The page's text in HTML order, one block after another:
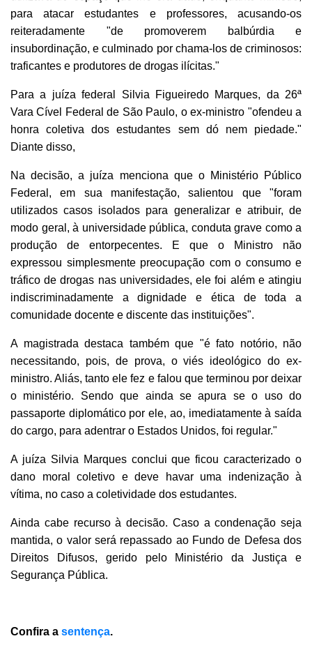
para atacar estudantes e professores, acusando-os
reiteradamente "de promoverem balbúrdia e
insubordinação, e culminado por chama-los de criminosos:
traficantes e produtores de drogas ilícitas."
Para a juíza federal Silvia Figueiredo Marques, da 26ª
Vara Cível Federal de São Paulo, o ex-ministro "ofendeu a
honra coletiva dos estudantes sem dó nem piedade."
Diante disso,
Na decisão, a juíza menciona que o Ministério Público
Federal, em sua manifestação, salientou que "foram
utilizados casos isolados para generalizar e atribuir, de
modo geral, à universidade pública, conduta grave como a
produção de entorpecentes. E que o Ministro não
expressou simplesmente preocupação com o consumo e
tráfico de drogas nas universidades, ele foi além e atingiu
indiscriminadamente a dignidade e ética de toda a
comunidade docente e discente das instituições".
A magistrada destaca também que "é fato notório, não
necessitando, pois, de prova, o viés ideológico do ex-
ministro. Aliás, tanto ele fez e falou que terminou por deixar
o ministério. Sendo que ainda se apura se o uso do
passaporte diplomático por ele, ao, imediatamente à saída
do cargo, para adentrar o Estados Unidos, foi regular."
A juíza Silvia Marques conclui que ficou caracterizado o
dano moral coletivo e deve havar uma indenização à
vítima, no caso a coletividade dos estudantes.
Ainda cabe recurso à decisão. Caso a condenação seja
mantida, o valor será repassado ao Fundo de Defesa dos
Direitos Difusos, gerido pelo Ministério da Justiça e
Segurança Pública.
Confira a sentença.